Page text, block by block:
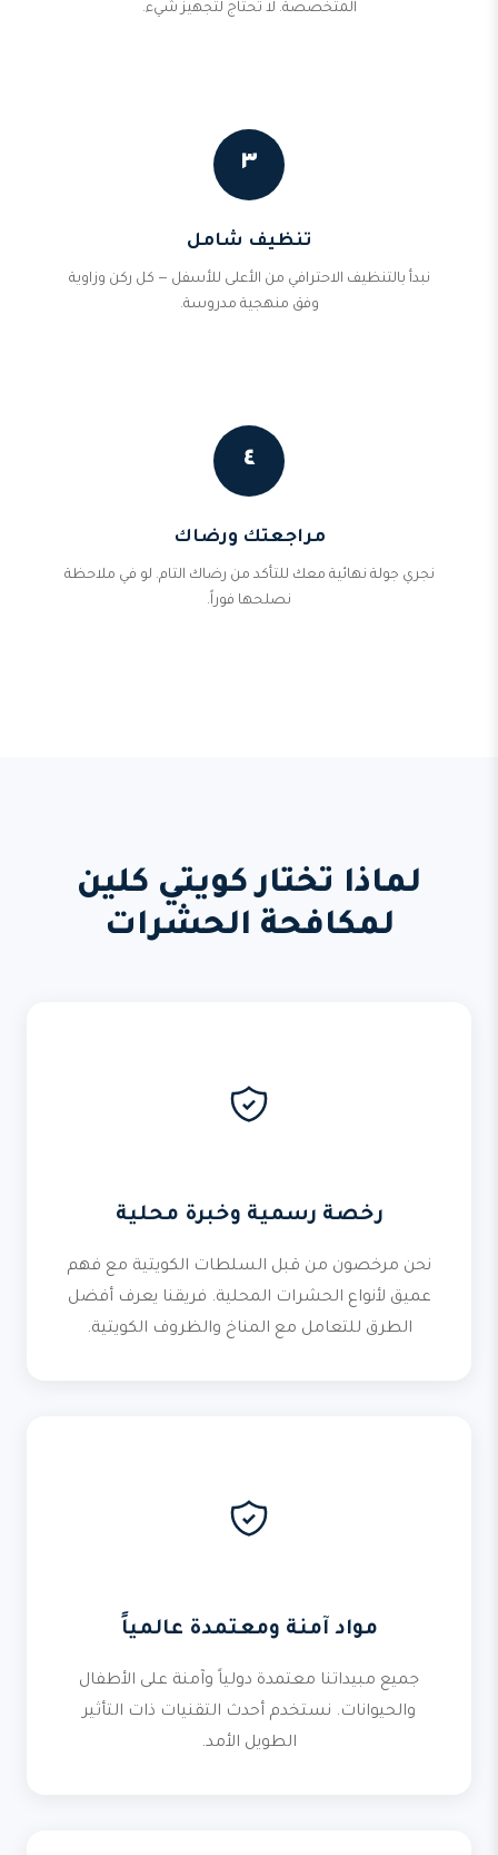
المتخصصة. لا تحتاج لتجهيز شيء.
٣
تنظيف شامل
نبدأ بالتنظيف الاحترافي من الأعلى للأسفل — كل ركن وزاوية
وفق منهجية مدروسة.
٤
مراجعتك ورضاك
نجري جولة نهائية معك للتأكد من رضاك التام. لو في ملاحظة
نصلحها فوراً.
لماذا تختار كويتي كلين
لمكافحة الحشرات
رخصة رسمية وخبرة محلية
نحن مرخصون من قبل السلطات الكويتية مع فهم
عميق لأنواع الحشرات المحلية. فريقنا يعرف أفضل
الطرق للتعامل مع المناخ والظروف الكويتية.
مواد آمنة ومعتمدة عالمياً
جميع مبيداتنا معتمدة دولياً وآمنة على الأطفال
والحيوانات. نستخدم أحدث التقنيات ذات التأثير
الطويل الأمد.